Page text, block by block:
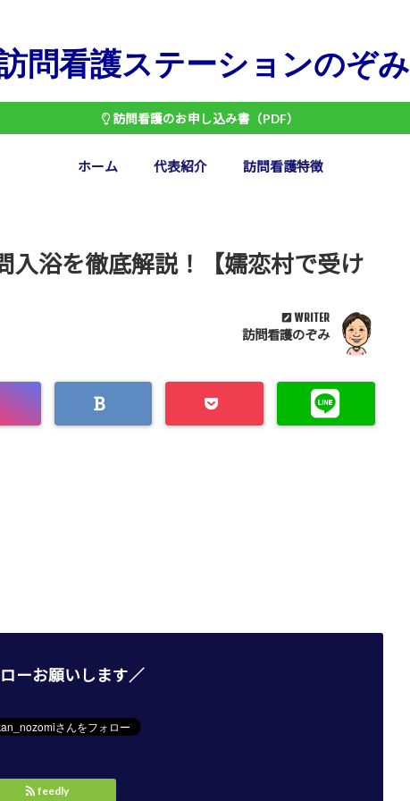
問看護ステーションのぞみ
訪問看護のお申し込み書（PDF）
ホーム 代表紹介 訪問看護特徴
入浴を徹底解説！【嬬恋村で受け
WRITER
訪問看護のぞみ
ーお願いします／
feedly